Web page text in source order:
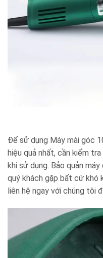
Để sử dụng Máy mài góc
hiệu quả nhất, cần kiểm
khi sử dụng. Bảo quản
quý khách gặp bất cứ khó
liên hệ ngay với chúng